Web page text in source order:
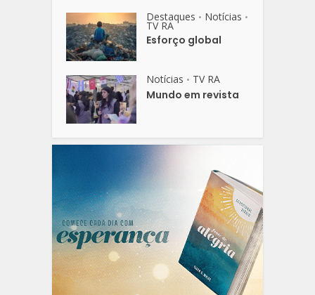
Destaques • Notícias •
TV RA
Esforço global
Notícias • TV RA
Mundo em revista